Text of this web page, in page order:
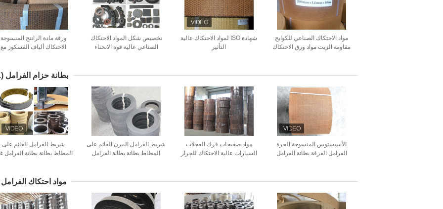
ورقة مادة الراتنج المنسوجة
الاحتكاك ألياف الفسكوز مع
تخصيص شكل المواد الاحتكاك
الصناعي عالية قوة الانحناء
شهادة ISO لمواد الاحتكاك عالية
التأثير
مواد الاحتكاك الصناعي للكوابح
مقاومة الزيت مواد ورق الاحتكاك
بطانة حزام الفرامل (11)
شريط الفرامل القائم على
المطاط بطانة بطانة الفرامل
شريط الفرامل المرن القائم على
المطاط بطانة بطانة الفرامل
مواد صفيحات فرك العجلات
السيارات عالية الاحتكاك للجرار
الأسبستوس المنسوجة الحرة
الفرامل الفرقة بطانة الفرامل
مواد احتكاك الفرامل